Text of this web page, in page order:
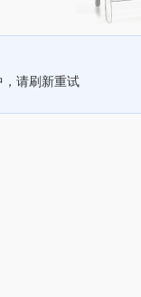
，请刷新重试